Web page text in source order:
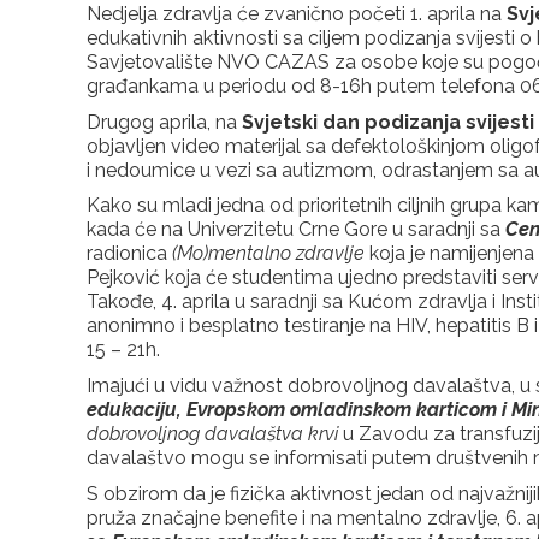
Nedjelja zdravlja će zvanično početi 1. aprila na
edukativnih aktivnosti sa ciljem podizanja svijesti
Savjetovalište NVO CAZAS za osobe koje su
građankama u periodu od 8-16h putem telefona
Drugog aprila, na Svjetski dan podizanja
objavljen video materijal sa defektološkinjom
i nedoumice u vezi sa autizmom, odrastanjem sa
Kako su mladi jedna od prioritetnih ciljnih grupa
kada će na Univerzitetu Crne Gore u saradnji sa
radionica (Mo)mentalno zdravlje koja je
Pejković koja će studentima ujedno predstaviti
Takođe, 4. aprila u saradnji sa Kućom zdravlja i
anonimno i besplatno testiranje na HIV, hepatitis
15 – 21h.
Imajući u vidu važnost dobrovoljnog davalaštva, u
edukaciju, Evropskom omladinskom karticom i
dobrovoljnog davalaštva krviu Zavodu za
davalaštvo mogu se informisati putem društvenih
S obzirom da je fizička aktivnost jedan od
pruža značajne benefite i na mentalno zdravlje, 6.